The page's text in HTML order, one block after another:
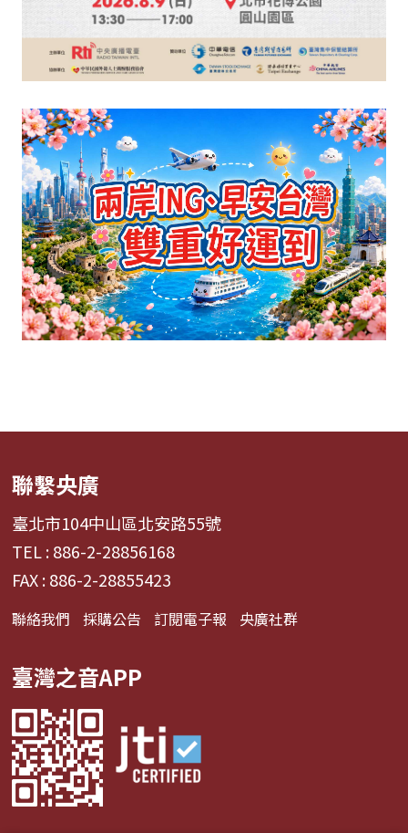
聯繫央廣
臺北市104中山區北安路55號
TEL : 886-2-28856168
FAX : 886-2-28855423
聯絡我們 採購公告 訂閱電子報 央廣社群
臺灣之音APP